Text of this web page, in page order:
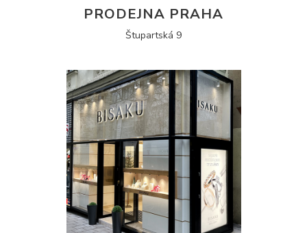
PRODEJNA PRAHA
Štupartská 9